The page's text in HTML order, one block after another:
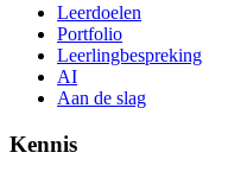
Leerdoelen
Portfolio
Leerlingbespreking
AI
Aan de slag
Kennis